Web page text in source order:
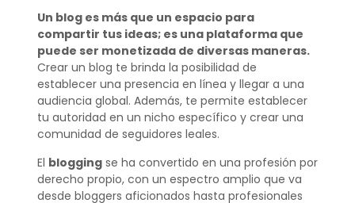
Un blog es más que un espacio para
compartir tus ideas; es una plataforma que
puede ser monetizada de diversas maneras.
Crear un blog te brinda la posibilidad de
establecer una presencia en línea y llegar a una
audiencia global. Además, te permite establecer
tu autoridad en un nicho específico y crear una
comunidad de seguidores leales.
El bloggingse ha convertido en una profesión por
derecho propio, con un espectro amplio que va
desde bloggers aficionados hasta profesionales